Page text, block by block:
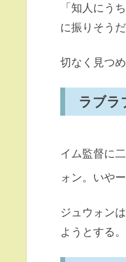
「知人にう
に振りそうだ
切なく見つ
ラブラ
イム監督に
ォン。いや
ジュウォン
ようとする